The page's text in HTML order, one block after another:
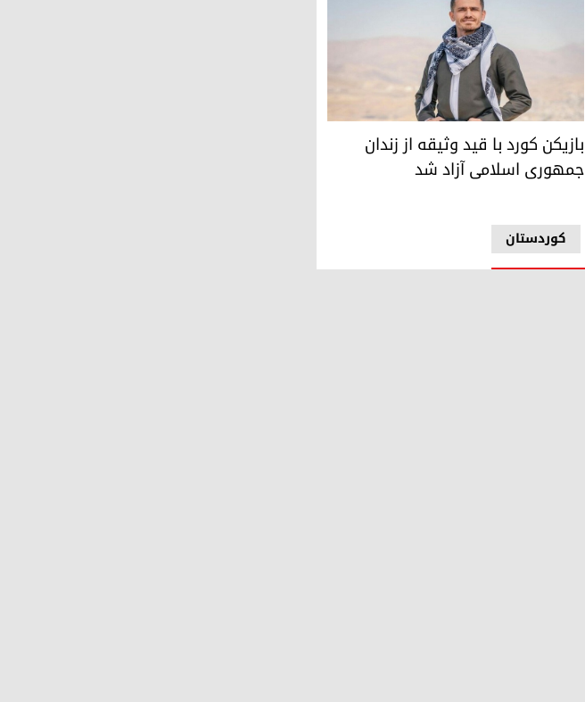
وریا غەفوری
کوردستان
بازیکن کورد با قید وثیقه از زندان
جمهوری اسلامی آزاد شد